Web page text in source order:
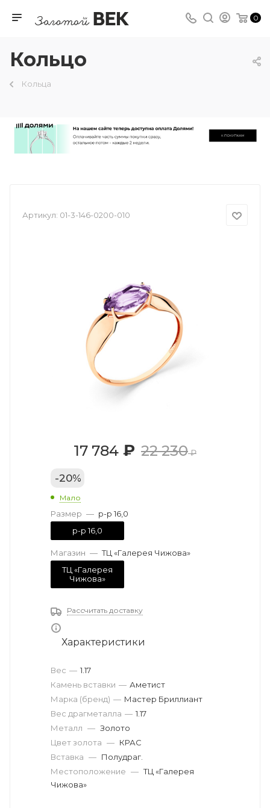
0
Кольцо
Кольца
Артикул: 01-3-146-0200-010
17 784 ₽ 22 230₽
-20%
Мало
Размер — р-р 16,0
р-р 16,0
Магазин — ТЦ «Галерея Чижова»
ТЦ «Галерея
Чижова»
Рассчитать доставку
Характеристики
Вес драгметалла — 1.17
Марка (бренд) — Мастер Бриллиант
Вес — 1.17
Камень вставки — Аметист
Металл — Золото
Вставка — Полудраг.
Цвет золота — КРАС
Местоположение — ТЦ «Галерея
Чижова»